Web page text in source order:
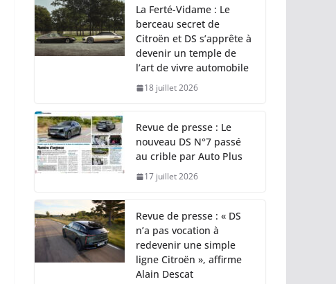
La Ferté-Vidame : Le
berceau secret de
Citroën et DS s’apprête à
devenir un temple de
l’art de vivre automobile
18 juillet 2026
Revue de presse : Le
nouveau DS N°7 passé
au crible par Auto Plus
17 juillet 2026
Revue de presse : « DS
n’a pas vocation à
redevenir une simple
ligne Citroën », affirme
Alain Descat